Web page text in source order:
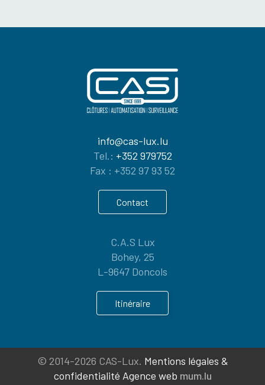
info@cas-lux.lu
Tel.: +352 979752
Fax : +352 97 93 52
Contact
C.A.S Lux
Bohey, 25
9647 Doncols
Itinéraire
© 2014-2026 CAS-Lux. Mentions légales &
confidentialité Agence web mum.lu